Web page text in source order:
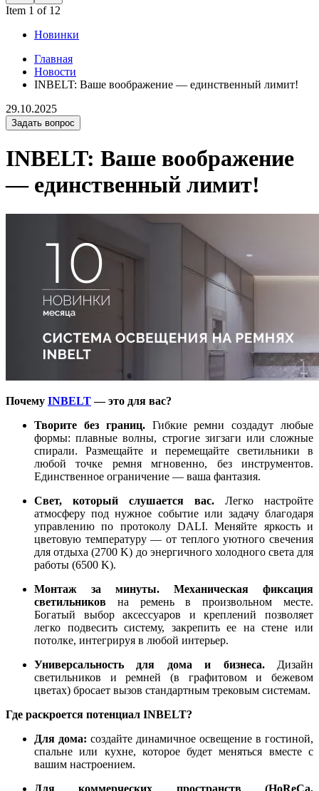
Item 1 of 12
Новинки
Главная
Новости
INBELT: Ваше воображение — единственный лимит!
29.10.2025
Задать вопрос
INBELT: Ваше воображение
— единственный лимит!
Почему INBELT— это для вас?
Творите без границ.Гибкие ремни создадут любые
формы: плавные волны, строгие зигзаги или сложные
спирали. Размещайте и перемещайте светильники в
любой точке ремня мгновенно, без инструментов.
Единственное ограничение — ваша фантазия.
Свет, который слушается вас. Легко настройте
атмосферу под нужное событие или задачу благодаря
управлению по протоколу DALI. Меняйте яркость и
цветовую температуру — от теплого уютного свечения
для отдыха (2700 K) до энергичного холодного света для
работы (6500 K).
Монтаж за минуты.
Механическая фиксация
светильников на ремень в произвольном месте.
Богатый выбор аксессуаров и креплений позволяет
легко подвесить систему, закрепить ее на стене или
потолке, интегрируя в любой интерьер.
Универсальность для дома и бизнеса.Дизайн
светильников и ремней (в графитовом и бежевом
цветах) бросает вызов стандартным трековым системам.
Где раскроется потенциал INBELT?
Для дома: создайте динамичное освещение в гостиной,
спальне или кухне, которое будет меняться вместе с
вашим настроением.
Для коммерческих пространств (HoReCa,